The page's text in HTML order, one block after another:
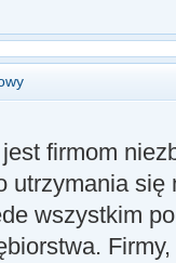
firmom
utrzymania
wszystkim